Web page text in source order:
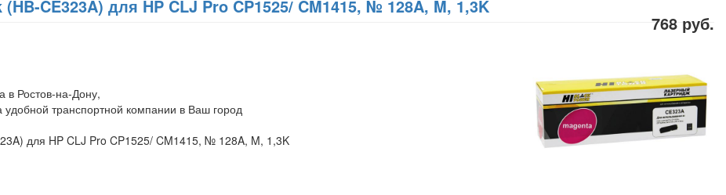
CE323A) для HP CLJ Pro CP1525/ CM1415, № 128A, M, 1,3K
768 руб.
в Ростов-на-Дону,
удобной транспортной компании в Ваш город
для HP CLJ Pro CP1525/ CM1415, № 128A, M, 1,3K